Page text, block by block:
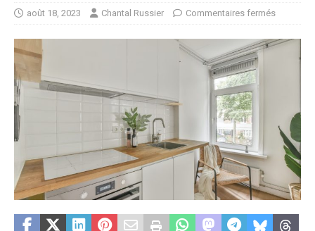
août 18, 2023 Chantal Russier Commentaires fermés